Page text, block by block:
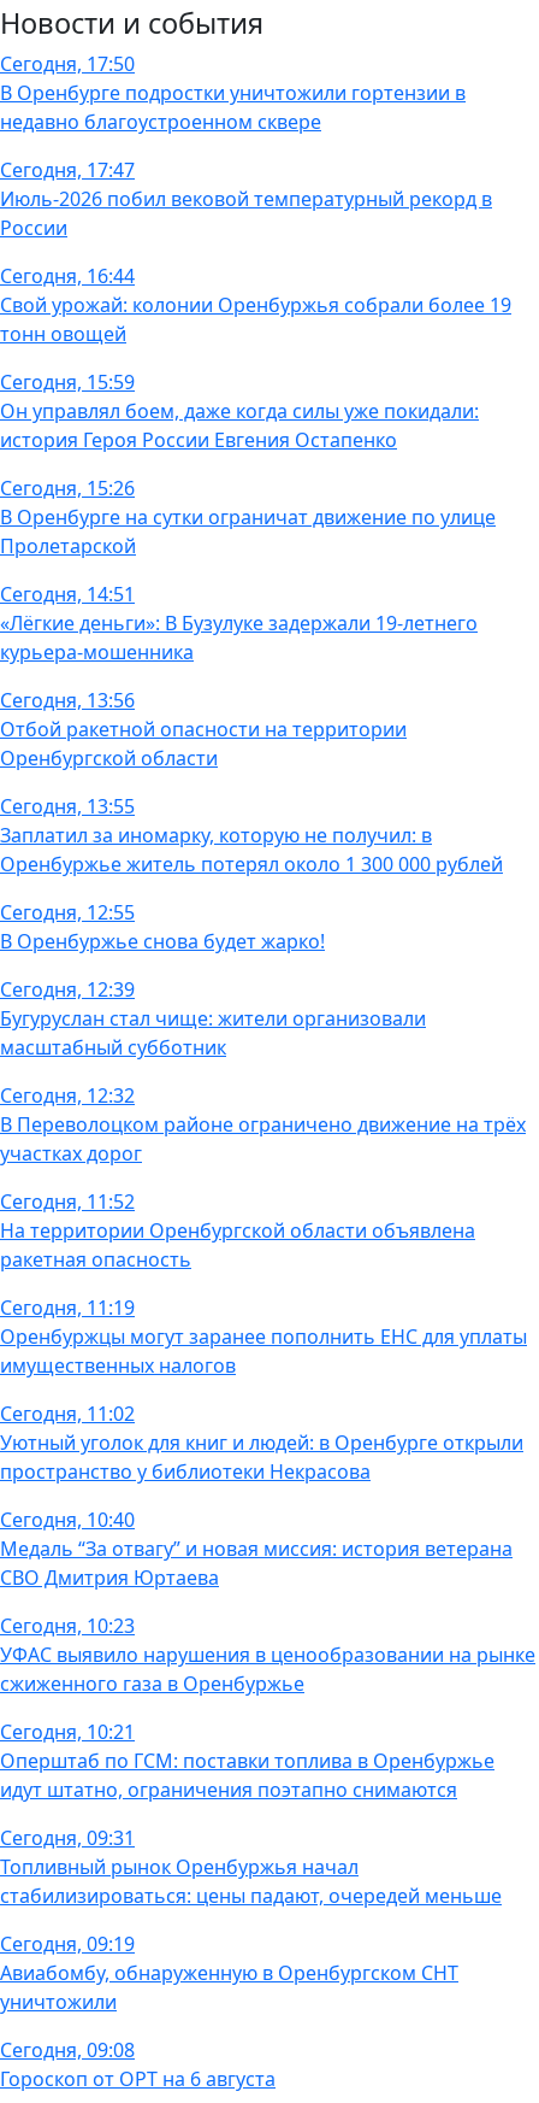
Новости и события
Сегодня, 17:50
В Оренбурге подростки уничтожили гортензии в
недавно благоустроенном сквере
Сегодня, 17:47
Июль-2026 побил вековой температурный рекорд в
России
Сегодня, 16:44
Свой урожай: колонии Оренбуржья собрали более 19
тонн овощей
Сегодня, 15:59
Он управлял боем, даже когда силы уже покидали:
история Героя России Евгения Остапенко
Сегодня, 15:26
В Оренбурге на сутки ограничат движение по улице
Пролетарской
Сегодня, 14:51
«Лёгкие деньги»: В Бузулуке задержали 19-летнего
курьера-мошенника
Сегодня, 13:56
Отбой ракетной опасности на территории
Оренбургской области
Сегодня, 13:55
Заплатил за иномарку, которую не получил: в
Оренбуржье житель потерял около 1 300 000 рублей
Сегодня, 12:55
В Оренбуржье снова будет жарко!
Сегодня, 12:39
Бугуруслан стал чище: жители организовали
масштабный субботник
Сегодня, 12:32
В Переволоцком районе ограничено движение на трёх
участках дорог
Сегодня, 11:52
На территории Оренбургской области объявлена
ракетная опасность
Сегодня, 11:19
Оренбуржцы могут заранее пополнить ЕНС для уплаты
имущественных налогов
Сегодня, 11:02
Уютный уголок для книг и людей: в Оренбурге открыли
пространство у библиотеки Некрасова
Сегодня, 10:40
Медаль “За отвагу” и новая миссия: история ветерана
СВО Дмитрия Юртаева
Сегодня, 10:23
УФАС выявило нарушения в ценообразовании на рынке
сжиженного газа в Оренбуржье
Сегодня, 10:21
Оперштаб по ГСМ: поставки топлива в Оренбуржье
идут штатно, ограничения поэтапно снимаются
Сегодня, 09:31
Топливный рынок Оренбуржья начал
стабилизироваться: цены падают, очередей меньше
Сегодня, 09:19
Авиабомбу, обнаруженную в Оренбургском СНТ
уничтожили
Сегодня, 09:08
Гороскоп от ОРТ на 6 августа